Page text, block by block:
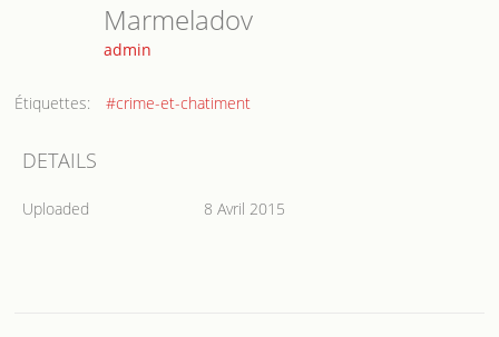
Marmeladov
admin
Étiquettes: #crime-et-chatiment
DETAILS
Uploaded 8 Avril 2015